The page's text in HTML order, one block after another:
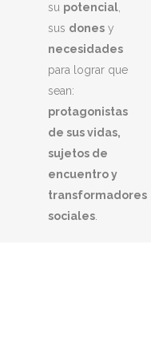
su potencial
sus dones y
necesidades
para lograr que
sean:
protagonistas
de sus vidas,
sujetos de
encuentro y
transformadores
sociales